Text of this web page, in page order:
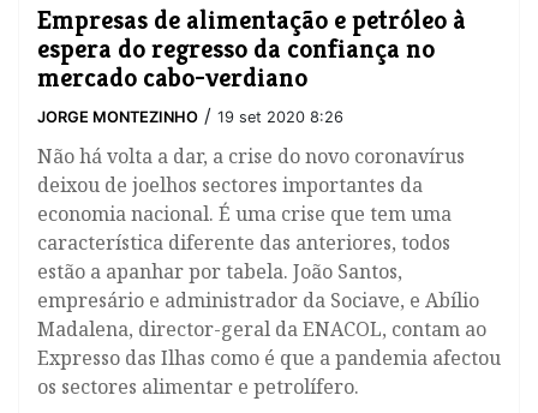
Empresas de alimentação e petróleo à
espera do regresso da confiança no
mercado cabo-verdiano
JORGE MONTEZINHO / 19 set 2020 8:26
Não há volta a dar, a crise do novo coronavírus
deixou de joelhos sectores importantes da
economia nacional. É uma crise que tem uma
característica diferente das anteriores, todos
estão a apanhar por tabela. João Santos,
empresário e administrador da Sociave, e Abílio
Madalena, director-geral da ENACOL, contam ao
Expresso das Ilhas como é que a pandemia afectou
os sectores alimentar e petrolífero.